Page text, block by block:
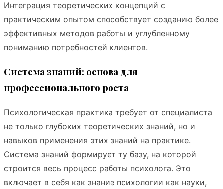
Интеграция теоретических концепций с
практическим опытом способствует созданию более
эффективных методов работы и углубленному
пониманию потребностей клиентов.
Система знаний: основа для
профессионального роста
Психологическая практика требует от специалиста
не только глубоких теоретических знаний, но и
навыков применения этих знаний на практике.
Система знаний формирует ту базу, на которой
строится весь процесс работы психолога. Это
включает в себя как знание психологии как науки,